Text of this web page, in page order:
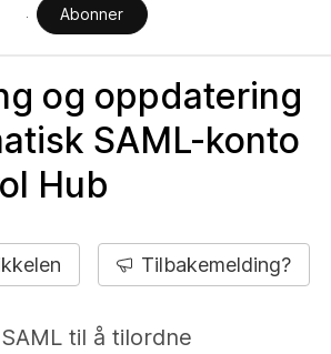
Abonner
og oppdatering
SAML-konto
Hub
Tilbakemelding?
til å tilordne